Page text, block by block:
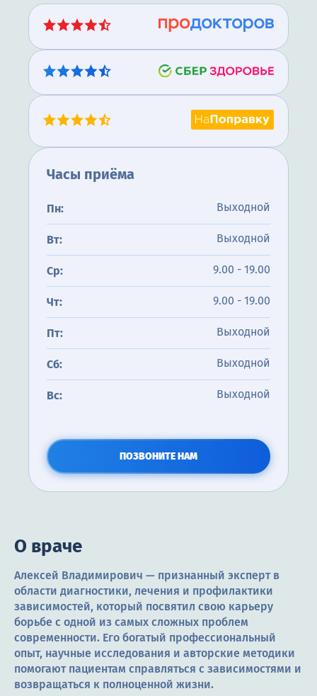
Часы приёма
Пн: Выходной
Вт: Выходной
Ср: 9.00 - 19.00
Чт: 9.00 - 19.00
Пт: Выходной
Сб: Выходной
Вс: Выходной
ПОЗВОНИТЕ НАМ
О враче
Алексей Владимирович — признанный эксперт в
области диагностики, лечения и профилактики
зависимостей, который посвятил свою карьеру
борьбе с одной из самых сложных проблем
современности. Его богатый профессиональный
опыт, научные исследования и авторские методики
помогают пациентам справляться с зависимостями и
возвращаться к полноценной жизни.